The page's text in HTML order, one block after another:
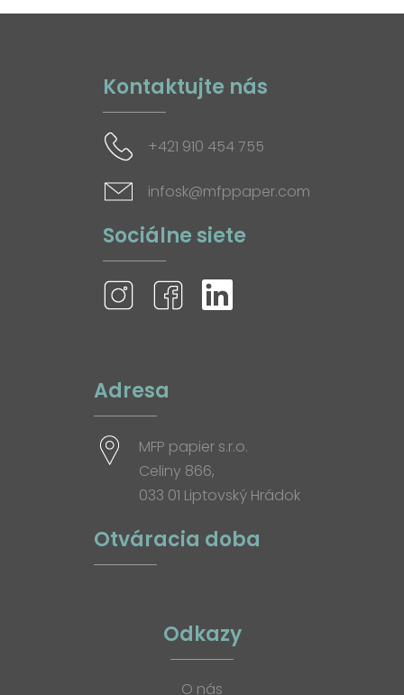
Kontaktujte nás
+421 910 454 755
infosk@mfppaper.com
Sociálne siete
Adresa
MFP papier s.r.o.
Celiny 866,
033 01 Liptovský Hrádok
Otváracia doba
Odkazy
O nás